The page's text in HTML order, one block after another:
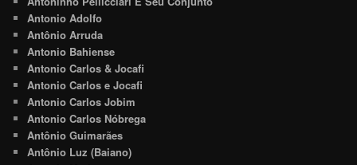
Antonio Adolfo
Antônio Arruda
Antonio Bahiense
Antonio Carlos & Jocafi
Antonio Carlos e Jocafi
Antonio Carlos Jobim
Antonio Carlos Nóbrega
Antônio Guimarães
Antônio Luz (Baiano)